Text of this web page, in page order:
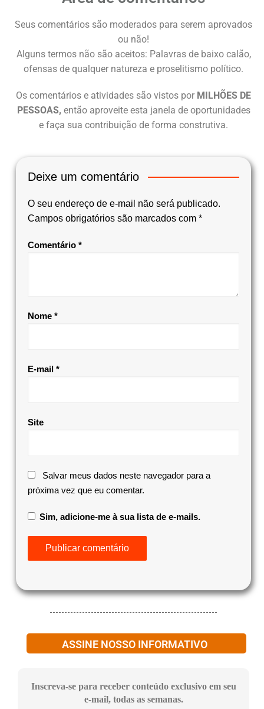
Seus comentários são moderados para serem aprovados
ou não!
Alguns termos não são aceitos: Palavras de baixo calão,
ofensas de qualquer natureza e proselitismo político.
Os comentários e atividades são vistos por MILHÕES DE
PESSOAS, então aproveite esta janela de oportunidades
e faça sua contribuição de forma construtiva.
Deixe um comentário
O seu endereço de e-mail não será publicado.
Campos obrigatórios são marcados com *
Comentário *
Nome *
E-mail *
Site
Salvar meus dados neste navegador para a
próxima vez que eu comentar.
Sim, adicione-me à sua lista de e-mails.
ASSINE NOSSO INFORMATIVO
Inscreva-se para receber conteúdo exclusivo em seu
e-mail, todas as semanas.